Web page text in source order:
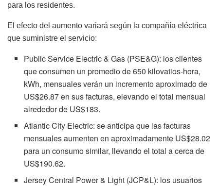
para los residentes.
El efecto del aumento variará según la compañía eléctrica
que suministre el servicio:
Public Service Electric & Gas (PSE&G): los clientes
que consumen un promedio de 650 kilovatios-hora,
kWh, mensuales verán un incremento aproximado de
US$26.87 en sus facturas, elevando el total mensual
alrededor de US$183.
Atlantic City Electric: se anticipa que las facturas
mensuales aumenten en aproximadamente US$28.02
para un consumo similar, llevando el total a cerca de
US$190.62.
Jersey Central Power & Light (JCP&L): los usuarios